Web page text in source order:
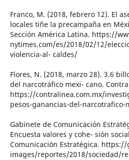
Franco, M. (2018, febrero 12). El
locales tiñe la precampaña en
Sección América Latina. https://
nytimes.com/es/2018/02/12/
violencia-al- caldes/
Flores, N. (2018, marzo 28). 3.6
del narcotráfico mexi- cano.
https://contralinea.com.mx/
pesos-ganancias-del-narcotrafico-
Gabinete de Comunicación
Encuesta valores y cohe- sión
Comunicación Estratégica.
images/reportes/2018/sociedad/